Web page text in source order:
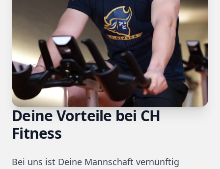
Deine Vorteile bei CH
Fitness
Bei uns ist Deine Mannschaft vernünftig